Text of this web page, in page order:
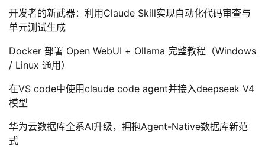
开发者的新武器：利用Claude Skill实现自动化代码审查与
单元测试生成
Docker 部署 Open WebUI + Ollama 完整教程（Windows
/ Linux 通用）
在VS code中使用claude code agent并接入deepseek V4
模型
华为云数据库全系AI升级，拥抱Agent-Native数据库新范
式